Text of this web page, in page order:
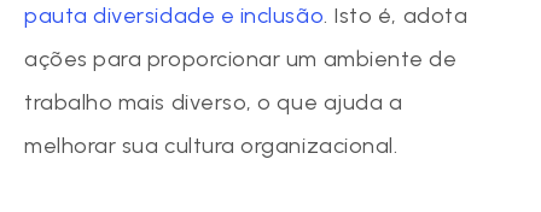
pauta diversidade e inclusão. Isto é, adota
ações para proporcionar um ambiente de
trabalho mais diverso, o que ajuda a
melhorar sua cultura organizacional.